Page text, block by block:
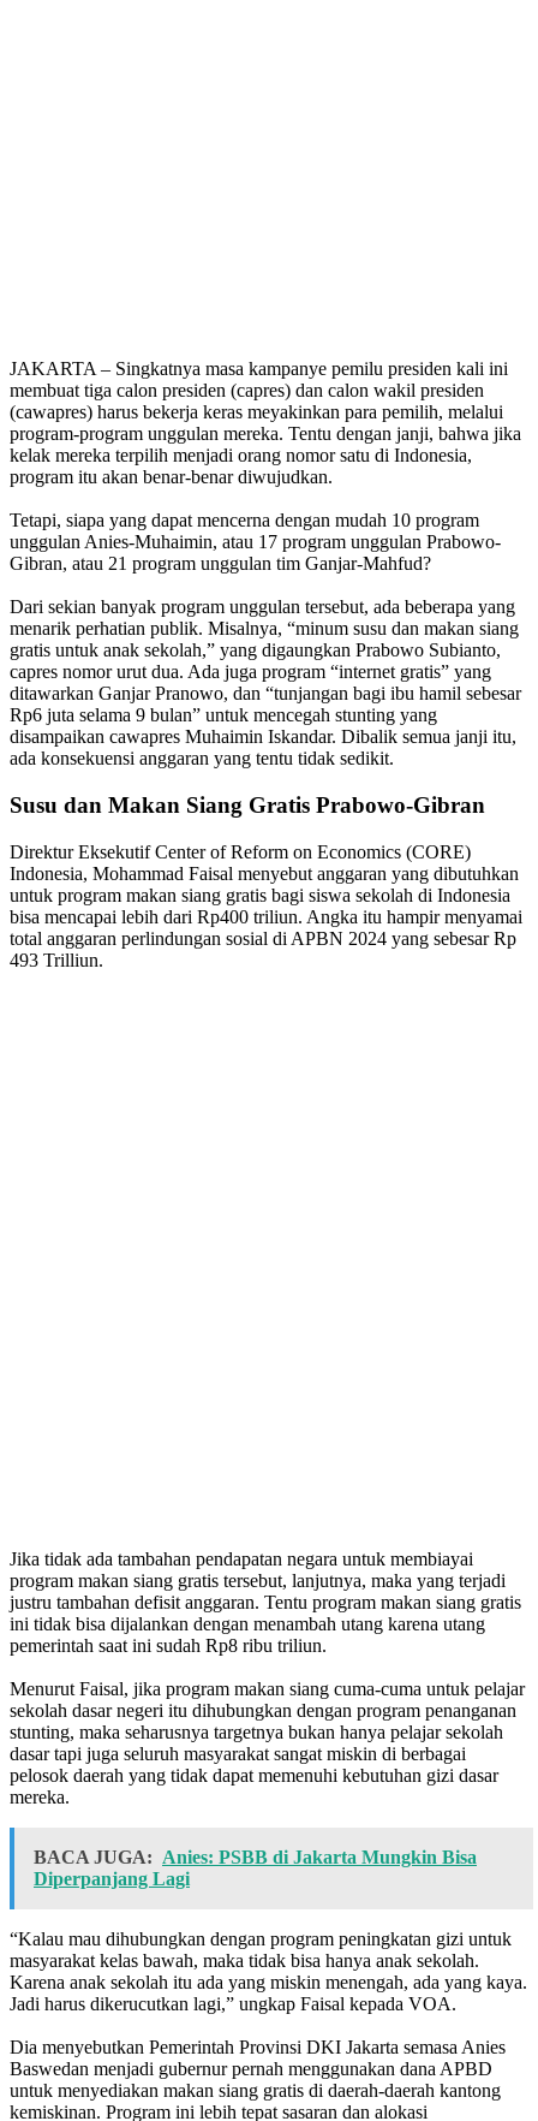
JAKARTA – Singkatnya masa kampanye pemilu presiden kali ini
membuat tiga calon presiden (capres) dan calon wakil presiden
(cawapres) harus bekerja keras meyakinkan para pemilih, melalui
program-program unggulan mereka. Tentu dengan janji, bahwa jika
kelak mereka terpilih menjadi orang nomor satu di Indonesia,
program itu akan benar-benar diwujudkan.
Tetapi, siapa yang dapat mencerna dengan mudah 10 program
unggulan Anies-Muhaimin, atau 17 program unggulan Prabowo-
Gibran, atau 21 program unggulan tim Ganjar-Mahfud?
Dari sekian banyak program unggulan tersebut, ada beberapa yang
menarik perhatian publik. Misalnya, “minum susu dan makan siang
gratis untuk anak sekolah,” yang digaungkan Prabowo Subianto,
capres nomor urut dua. Ada juga program “internet gratis” yang
ditawarkan Ganjar Pranowo, dan “tunjangan bagi ibu hamil sebesar
Rp6 juta selama 9 bulan” untuk mencegah stunting yang
disampaikan cawapres Muhaimin Iskandar. Dibalik semua janji itu,
ada konsekuensi anggaran yang tentu tidak sedikit.
Susu dan Makan Siang Gratis Prabowo-Gibran
Direktur Eksekutif Center of Reform on Economics (CORE)
Indonesia, Mohammad Faisal menyebut anggaran yang dibutuhkan
untuk program makan siang gratis bagi siswa sekolah di Indonesia
bisa mencapai lebih dari Rp400 triliun. Angka itu hampir menyamai
total anggaran perlindungan sosial di APBN 2024 yang sebesar Rp
493 Trilliun.
Jika tidak ada tambahan pendapatan negara untuk membiayai
program makan siang gratis tersebut, lanjutnya, maka yang terjadi
justru tambahan defisit anggaran. Tentu program makan siang gratis
ini tidak bisa dijalankan dengan menambah utang karena utang
pemerintah saat ini sudah Rp8 ribu triliun.
Menurut Faisal, jika program makan siang cuma-cuma untuk pelajar
sekolah dasar negeri itu dihubungkan dengan program penanganan
stunting, maka seharusnya targetnya bukan hanya pelajar sekolah
dasar tapi juga seluruh masyarakat sangat miskin di berbagai
pelosok daerah yang tidak dapat memenuhi kebutuhan gizi dasar
mereka.
BACA JUGA: Anies: PSBB di Jakarta Mungkin Bisa
Diperpanjang Lagi
“Kalau mau dihubungkan dengan program peningkatan gizi untuk
masyarakat kelas bawah, maka tidak bisa hanya anak sekolah.
Karena anak sekolah itu ada yang miskin menengah, ada yang kaya.
Jadi harus dikerucutkan lagi,” ungkap Faisal kepada VOA.
Dia menyebutkan Pemerintah Provinsi DKI Jakarta semasa Anies
Baswedan menjadi gubernur pernah menggunakan dana APBD
untuk menyediakan makan siang gratis di daerah-daerah kantong
kemiskinan. Program ini lebih tepat sasaran dan alokasi